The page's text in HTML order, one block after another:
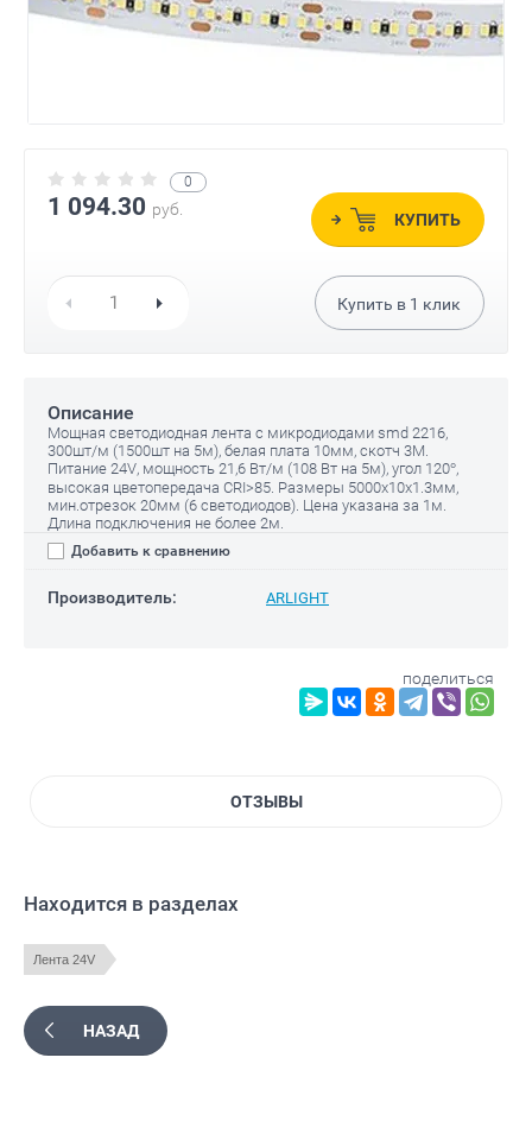
0
1 094.30 руб.
КУПИТЬ
Купить в 1 клик
Описание
Мощная светодиодная лента с микродиодами smd 2216,
300шт/м (1500шт на 5м), белая плата 10мм, скотч 3М.
Питание 24V, мощность 21,6 Вт/м (108 Вт на 5м), угол 120°,
высокая цветопередача CRI>85. Размеры 5000х10х1.3мм,
мин.отрезок 20мм (6 светодиодов). Цена указана за 1м.
Длина подключения не более 2м.
Добавить к сравнению
Производитель: ARLIGHT
поделиться
ОТЗЫВЫ
Находится в разделах
Лента 24V
НАЗАД